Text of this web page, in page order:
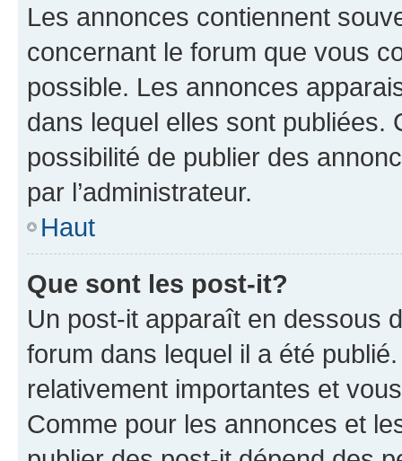
Les annonces contiennent
concernant le forum que vous
possible. Les annonces
dans lequel elles sont publiées.
possibilité de publier des
par l’administrateur.
Haut
Que sont les post-it?
Un post-it apparaît en dessous
forum dans lequel il a été
relativement importantes et
Comme pour les annonces et